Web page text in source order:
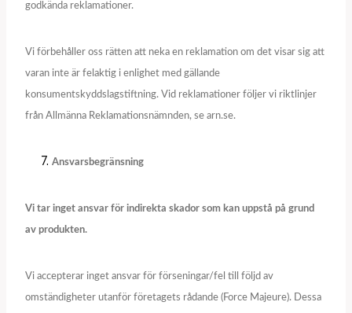
godkända reklamationer.
Vi förbehåller oss rätten att neka en reklamation om det visar sig att
varan inte är felaktig i enlighet med gällande
konsumentskyddslagstiftning. Vid reklamationer följer vi riktlinjer
från Allmänna Reklamationsnämnden, se arn.se.
Ansvarsbegränsning
Vi tar inget ansvar för indirekta skador som kan uppstå på grund
av produkten.
Vi accepterar inget ansvar för förseningar/fel till följd av
omständigheter utanför företagets rådande (Force Majeure). Dessa